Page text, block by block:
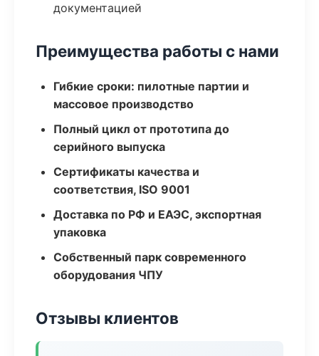
документацией
Преимущества работы с нами
Гибкие сроки: пилотные партии и
массовое производство
Полный цикл от прототипа до
серийного выпуска
Сертификаты качества и
соответствия, ISO 9001
Доставка по РФ и ЕАЭС, экспортная
упаковка
Собственный парк современного
оборудования ЧПУ
Отзывы клиентов